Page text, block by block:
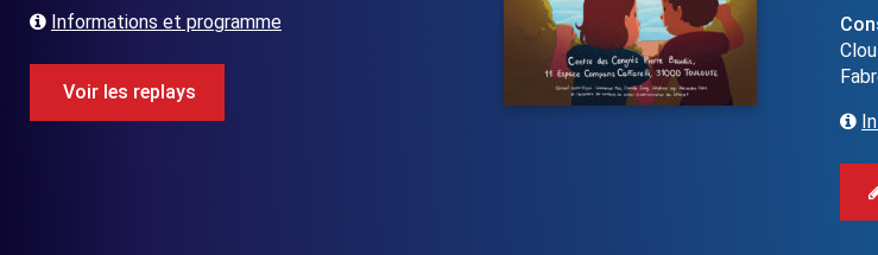
Informations et programme
Voir les replays